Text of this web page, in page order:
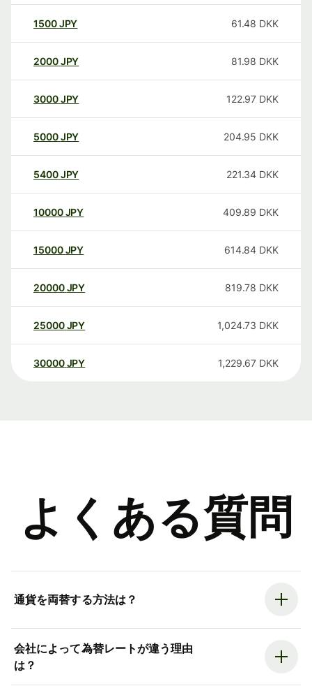
1500JPY 61.48 DKK
2000JPY 81.98 DKK
3000JPY 122.97 DKK
5000JPY 204.95 DKK
5400JPY 221.34 DKK
10000 JPY 409.89 DKK
15000 JPY 614.84 DKK
20000 JPY 819.78 DKK
25000 JPY 1,024.73 DKK
30000 JPY 1,229.67 DKK
よくある質問
通貨を両替する方法は？
会社によって為替レートが違う理由
は？